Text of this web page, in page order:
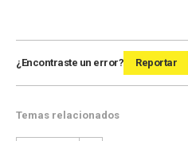
¿Encontraste un error? Reportar
Temas relacionados